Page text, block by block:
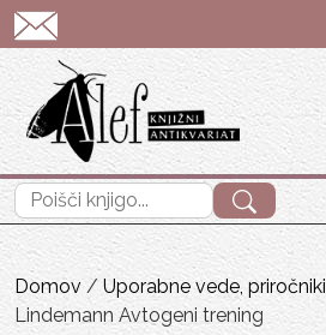
Išči:
Domov / Uporabne vede, priročniki
Lindemann Avtogeni trening